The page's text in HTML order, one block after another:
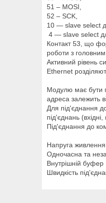
51 – MOSI,
52 – SCK,
10 — slave select
4 — slave select
Контакт 53, що
роботи з
Активний рівень
Ethernet
Модулю має бути
адреса залежить
Для під'єднання
під'єднань (вхідні,
Під'єднання до
Напруга
Одночасна та
Внутрішній буфер
Швидкість